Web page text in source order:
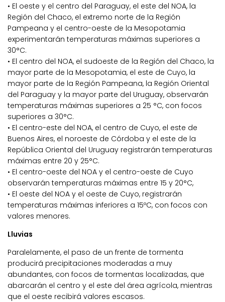
• El oeste y el centro del Paraguay, el este del NOA, la
Región del Chaco, el extremo norte de la Región
Pampeana y el centro-oeste de la Mesopotamia
experimentarán temperaturas máximas superiores a
30°C.
• El centro del NOA, el sudoeste de la Región del Chaco, la
mayor parte de la Mesopotamia, el este de Cuyo, la
mayor parte de la Región Pampeana, la Región Oriental
del Paraguay y la mayor parte del Uruguay, observarán
temperaturas máximas superiores a 25 °C, con focos
superiores a 30°C.
• El centro-este del NOA, el centro de Cuyo, el este de
Buenos Aires, el noroeste de Córdoba y el este de la
República Oriental del Uruguay registrarán temperaturas
máximas entre 20 y 25°C.
• El centro-oeste del NOA y el centro-oeste de Cuyo
observarán temperaturas máximas entre 15 y 20°C,
• El oeste del NOA y el oeste de Cuyo, registrarán
temperaturas máximas inferiores a 15ºC, con focos con
valores menores.
Lluvias
Paralelamente, el paso de un frente de tormenta
producirá precipitaciones moderadas a muy
abundantes, con focos de tormentas localizadas, que
abarcarán el centro y el este del área agrícola, mientras
que el oeste recibirá valores escasos.